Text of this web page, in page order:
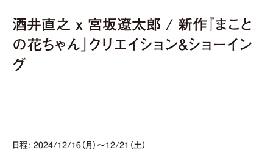
酒井直之 x 宮坂遼太郎 / 新作『まこと
の花ちゃん」クリエイション＆ショーイン
グ
日程: 2024/12/16（月）～12/21（土）